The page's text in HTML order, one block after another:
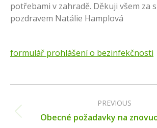
potřebami v zahradě. Děkuji všem za
pozdravem Natálie Hamplová
formulář prohlášení o bezinfekčnosti
navigation
PREVIOUS
Previous
Obecné požadavky na